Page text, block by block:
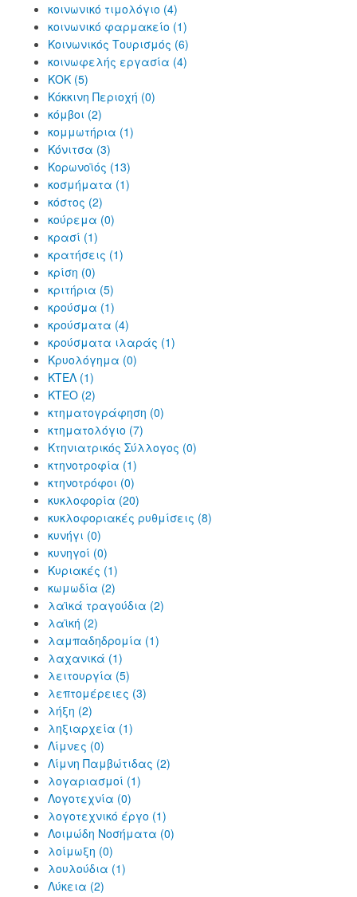
κοινωνικό τιμολόγιο (4)
κοινωνικό φαρμακείο (1)
Κοινωνικός Τουρισμός (6)
κοινωφελής εργασία (4)
ΚΟΚ (5)
Κόκκινη Περιοχή (0)
κόμβοι (2)
κομμωτήρια (1)
Κόνιτσα (3)
Κορωνοϊός (13)
κοσμήματα (1)
κόστος (2)
κούρεμα (0)
κρασί (1)
κρατήσεις (1)
κρίση (0)
κριτήρια (5)
κρούσμα (1)
κρούσματα (4)
κρούσματα ιλαράς (1)
Κρυολόγημα (0)
ΚΤΕΛ (1)
ΚΤΕΟ (2)
κτηματογράφηση (0)
κτηματολόγιο (7)
Κτηνιατρικός Σύλλογος (0)
κτηνοτροφία (1)
κτηνοτρόφοι (0)
κυκλοφορία (20)
κυκλοφοριακές ρυθμίσεις (8)
κυνήγι (0)
κυνηγοί (0)
Κυριακές (1)
κωμωδία (2)
λαϊκά τραγούδια (2)
λαϊκή (2)
λαμπαδηδρομία (1)
λαχανικά (1)
λειτουργία (5)
λεπτομέρειες (3)
λήξη (2)
ληξιαρχεία (1)
Λίμνες (0)
Λίμνη Παμβώτιδας (2)
λογαριασμοί (1)
Λογοτεχνία (0)
λογοτεχνικό έργο (1)
Λοιμώδη Νοσήματα (0)
λοίμωξη (0)
λουλούδια (1)
Λύκεια (2)